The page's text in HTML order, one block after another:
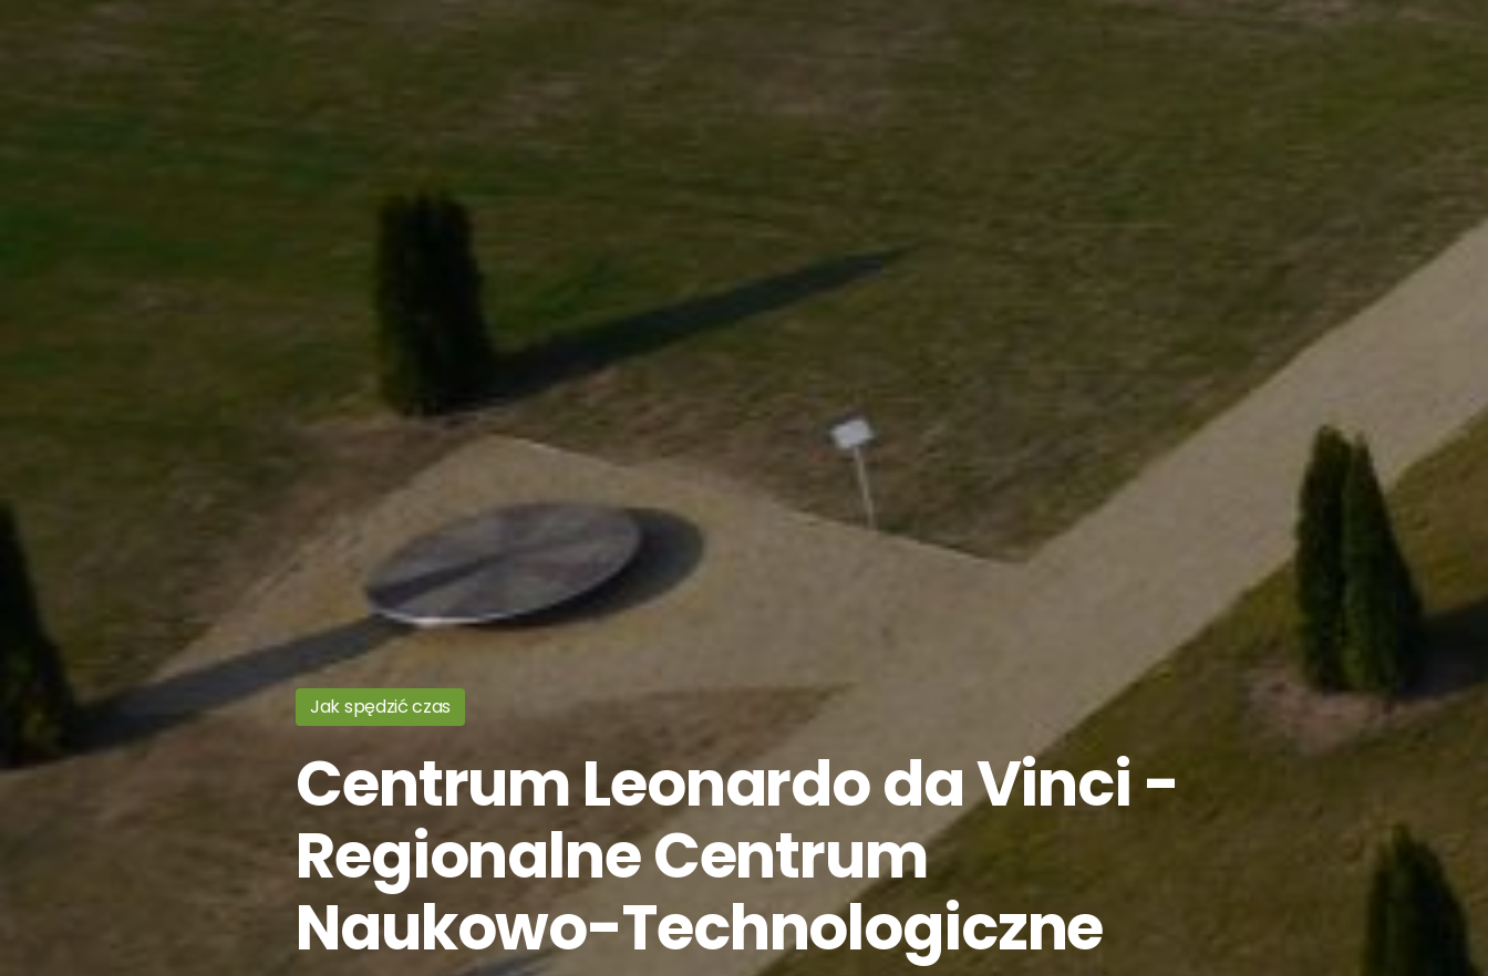
Jak spędzić czas
Centrum Leonardo da Vinci -
Regionalne Centrum
Naukowo-Technologiczne